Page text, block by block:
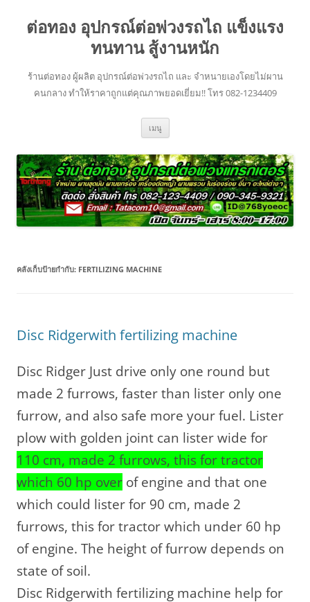
เนื้อหา
ต่อทอง อุปกรณ์ต่อพ่วงรถไถ แข็งแรง
ทนทาน สู้งานหนัก
ร้านต่อทอง ผู้ผลิต อุปกรณ์ต่อพ่วงรถไถ และ จำหนายเองโดยไม่ผาน
คนกลาง ทำให้ราคาถูกแต่คุณภาพยอดเยี่ยม!! โทร 082-1234409
เมนู
คลังเก็บป้ายกำกับ: FERTILIZING MACHINE
Disc Ridgerwith fertilizing machine
Disc Ridger Just drive only one round but
made 2 furrows, faster than lister only one
furrow, and also safe more your fuel. Lister
plow with golden joint can lister wide for
110 cm, made 2 furrows, this for tractor
which 60 hp over of engine and that one
which could lister for 90 cm, made 2
furrows, this for tractor which under 60 hp
of engine. The height of furrow depends on
state of soil.
Disc Ridgerwith fertilizing machine help for